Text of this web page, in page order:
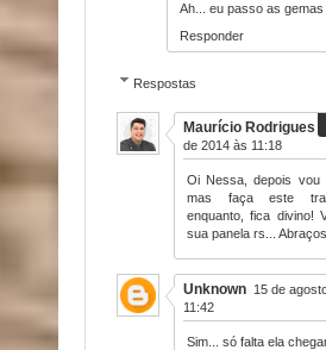
Ah... eu passo as gemas
Responder
Respostas
Maurício Rodrigues
de 2014 às 11:18
Oi Nessa, depois vou
mas faça este
enquanto, fica divino!
sua panela rs...
Unknown 15 de
11:42
Sim... só falta ela